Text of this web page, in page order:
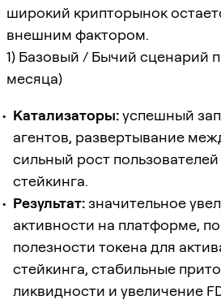
широкий крипторынок
внешним фактором.
1) Базовый / Бычий сценарий
месяца)
Катализаторы:успешный
агентов, развертывание
сильный рост
стейкинга.
Результат:значительное
активности на платформе,
полезности токена для
стейкинга, стабильные
ликвидности и увеличение